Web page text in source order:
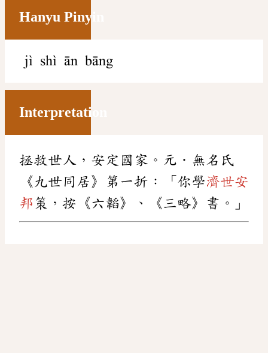
Hanyu Pinyin
jì shì ān bāng
Interpretation
拯救世人，安定國家。元．無名氏
《九世同居》第一折：「你學濟世安
邦 策，按《六韜》、《三略》書。」